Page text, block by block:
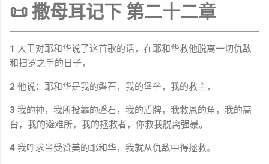
📜 撒母耳记下 第二十二章
1 大卫对耶和华说了这首歌的话，在耶和华救他脱离一切仇敌
和扫罗之手的日子，
2 他说：耶和华是我的磐石，我的堡垒，我的救主，
3 我的神，我所投靠的磐石，我的盾牌，我救恩的角，我的高
台，我的避难所，我的拯救者，你救我脱离强暴。
4 我呼求当受赞美的耶和华，我就从仇敌中得拯救。